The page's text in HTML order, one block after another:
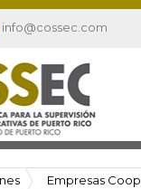
info@cossec.com
Empresas